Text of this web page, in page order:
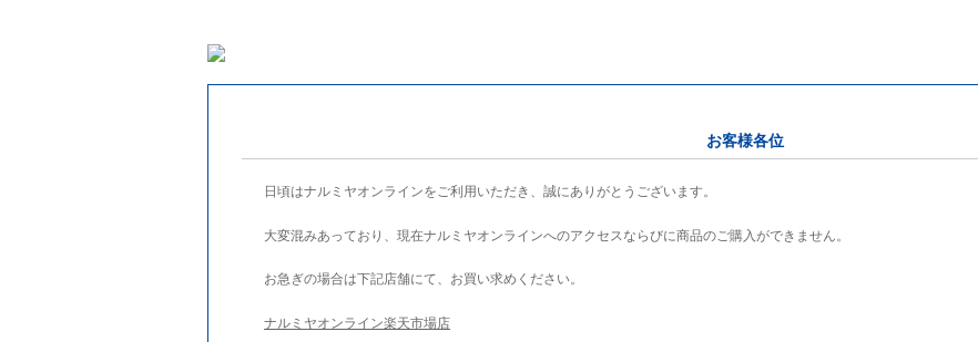
お客様各位
日頃はナルミヤオンラインをご利用いただき、誠にありがとうございます。
大変混みあっており、現在ナルミヤオンラインへのアクセスならびに商品のご購入ができません。
お急ぎの場合は下記店舗にて、お買い求めください。
ナルミヤオンライン楽天市場店